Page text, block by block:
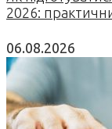
2026:
06.08.2026